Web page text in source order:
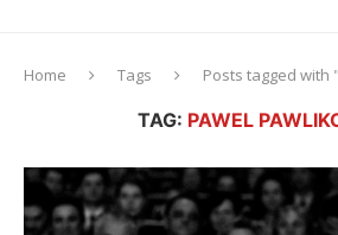
Home Tags Posts tagged with
TAG: PAWEL